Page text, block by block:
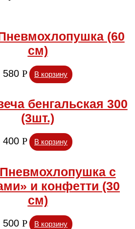
(60
см)
580 Р В корзину
бенгальская 300
(3шт.)
400 Р В корзину
с
и конфетти (30
см)
500 Р В корзину